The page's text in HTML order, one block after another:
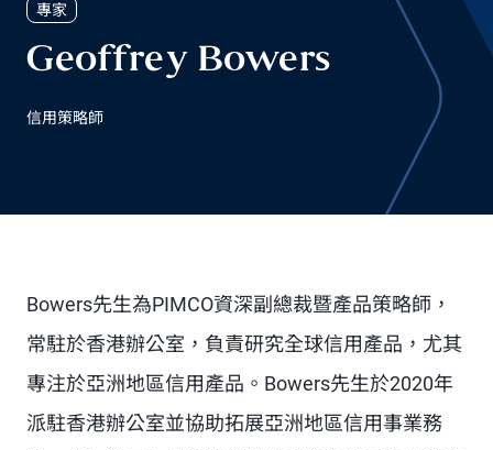
專家
Geoffrey Bowers
信用策略師
Bowers先生為PIMCO資深副總裁暨產品策略師，
常駐於香港辦公室，負責研究全球信用產品，尤其
專注於亞洲地區信用產品。Bowers先生於2020年
派駐香港辦公室並協助拓展亞洲地區信用事業務